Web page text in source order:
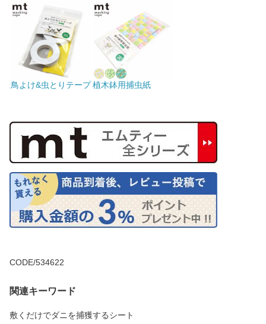
鳥よけ&虫とりテープ植木鉢用捕虫紙
CODE/534622
関連キーワード
敷くだけでダニを捕獲するシート